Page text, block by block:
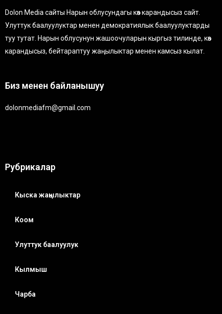
Dolon Media сайты Нарын облусундагы көз карандысыз сайт.
Улуттук баалуулуктар менен демократиялык баалуулуктарды
туу тутат. Нарын облусунун жашоочуларын кыргыз тилинде, көз
карандысыз, бейтараптуу жаңылыктар менен камсыз кылат.
Биз менен байланышуу
dolonmediafm@gmail.com
Рубрикалар
Кыска жаңылыктар
Коом
Улуттук баалуулук
Кылмыш
Чарба